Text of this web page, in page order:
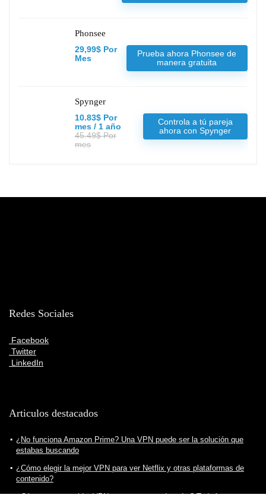
Phonsee
29,99$ Por
Mes
Prueba ahora Phonsee de
manera gratuita
Spynger
10.83$ Por
mes / 1 año
45.49$ Por
mes
Controla a tú pareja
ahora con Spynger
Redes Sociales
Facebook
Twitter
LinkedIn
Articulos destacados
¿No funciona Amazon Prime? Una VPN puede ser la solución que
estabas buscando
¿Cómo elegir la mejor VPN para ver Netflix y otras plataformas de
contenido?